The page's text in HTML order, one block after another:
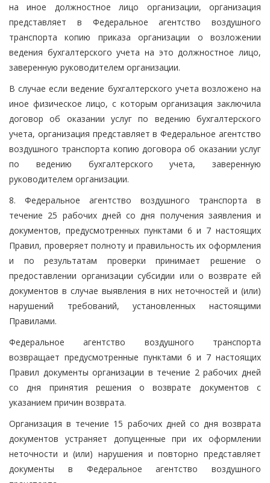
на иное должностное лицо организации, организация
представляет в Федеральное агентство воздушного
транспорта копию приказа организации о возложении
ведения бухгалтерского учета на это должностное лицо,
заверенную руководителем организации.
В случае если ведение бухгалтерского учета возложено на
иное физическое лицо, с которым организация заключила
договор об оказании услуг по ведению бухгалтерского
учета, организация представляет в Федеральное агентство
воздушного транспорта копию договора об оказании услуг
по ведению бухгалтерского учета, заверенную
руководителем организации.
8. Федеральное агентство воздушного транспорта в
течение 25 рабочих дней со дня получения заявления и
документов, предусмотренных пунктами 6 и 7 настоящих
Правил, проверяет полноту и правильность их оформления
и по результатам проверки принимает решение о
предоставлении организации субсидии или о возврате ей
документов в случае выявления в них неточностей и (или)
нарушений требований, установленных настоящими
Правилами.
Федеральное агентство воздушного транспорта
возвращает предусмотренные пунктами 6 и 7 настоящих
Правил документы организации в течение 2 рабочих дней
со дня принятия решения о возврате документов с
указанием причин возврата.
Организация в течение 15 рабочих дней со дня возврата
документов устраняет допущенные при их оформлении
неточности и (или) нарушения и повторно представляет
документы в Федеральное агентство воздушного